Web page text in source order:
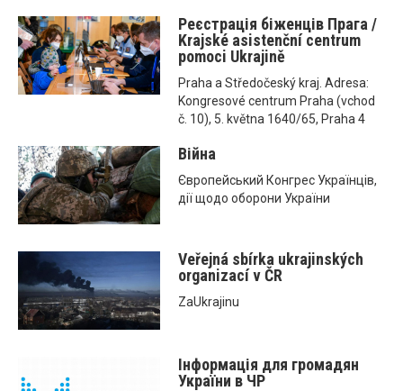
Реєстрація біженців Прага /
Krajské asistenční centrum
pomoci Ukrajině
Praha a Středočeský kraj. Adresa:
Kongresové centrum Praha (vchod
č. 10), 5. května 1640/65, Praha 4
Війна
Європейський Конгрес Українців,
дії щодо оборони України
Veřejná sbírka ukrajinských
organizací v ČR
ZaUkrajinu
Інформація для громадян
України в ЧР